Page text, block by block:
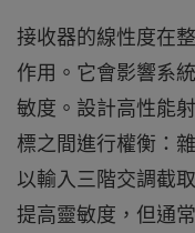
接收器的線性度在
作用。它會影響系
敏度。設計高性能
標之間進行權衡：
以輸入三階交調截
提高靈敏度，但通